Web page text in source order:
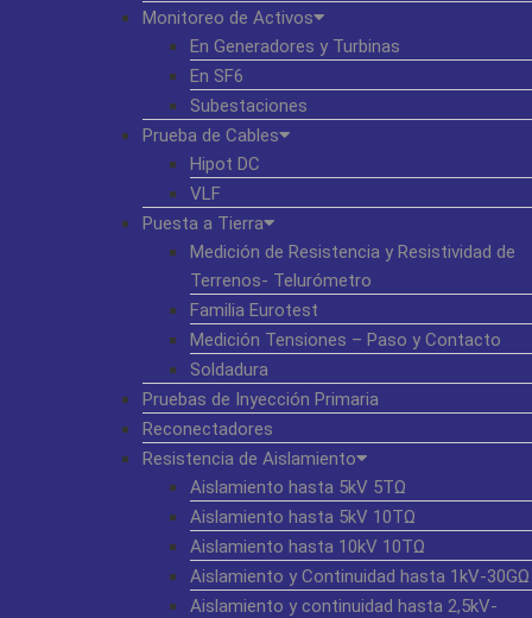
Monitoreo de Activos
En Generadores y Turbinas
En SF6
Subestaciones
Prueba de Cables
Hipot DC
VLF
Puesta a Tierra
Medición de Resistencia y Resistividad de
Terrenos- Telurómetro
Familia Eurotest
Medición Tensiones – Paso y Contacto
Soldadura
Pruebas de Inyección Primaria
Reconectadores
Resistencia de Aislamiento
Aislamiento hasta 5kV 5TΩ
Aislamiento hasta 5kV 10TΩ
Aislamiento hasta 10kV 10TΩ
Aislamiento y Continuidad hasta 1kV-30GΩ
Aislamiento y continuidad hasta 2,5kV-